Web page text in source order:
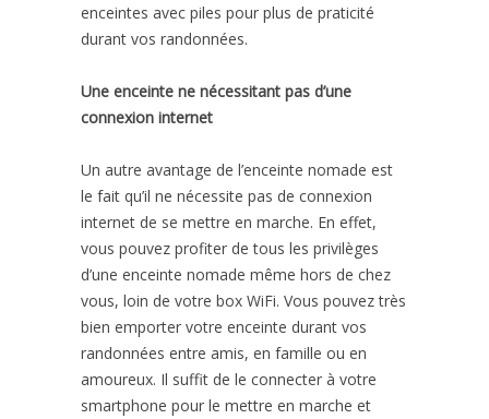
enceintes avec piles pour plus de praticité
durant vos randonnées.
Une enceinte ne nécessitant pas d’une
connexion internet
Un autre avantage de l’enceinte nomade est
le fait qu’il ne nécessite pas de connexion
internet de se mettre en marche. En effet,
vous pouvez profiter de tous les privilèges
d’une enceinte nomade même hors de chez
vous, loin de votre box WiFi. Vous pouvez très
bien emporter votre enceinte durant vos
randonnées entre amis, en famille ou en
amoureux. Il suffit de le connecter à votre
smartphone pour le mettre en marche et